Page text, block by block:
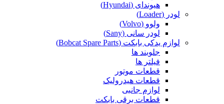
هیوندای (Hyundai)
لودر (Loader)
ولوو (Volvo)
لودر سانی (Sany)
لوازم یدکی بابکت (Bobcat Spare Parts)
جلوبند ها
فیلتر ها
قطعات موتور
قطعات هیدرولیک
لوازم جانبی
قطعات برقی بابکت